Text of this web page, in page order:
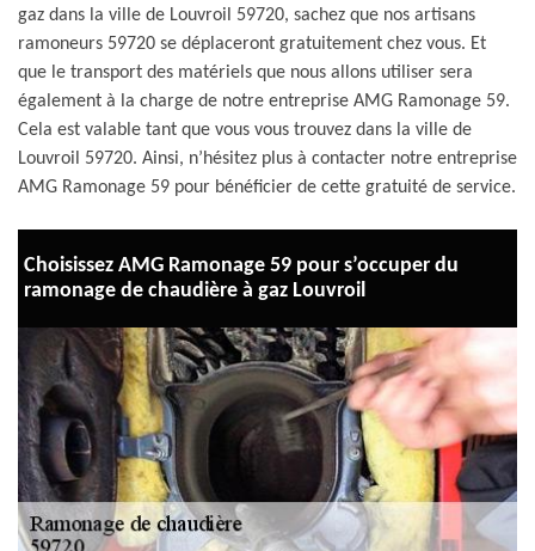
gaz dans la ville de Louvroil 59720, sachez que nos artisans
ramoneurs 59720 se déplaceront gratuitement chez vous. Et
que le transport des matériels que nous allons utiliser sera
également à la charge de notre entreprise AMG Ramonage 59.
Cela est valable tant que vous vous trouvez dans la ville de
Louvroil 59720. Ainsi, n’hésitez plus à contacter notre entreprise
AMG Ramonage 59 pour bénéficier de cette gratuité de service.
Choisissez AMG Ramonage 59 pour s’occuper du
ramonage de chaudière à gaz Louvroil